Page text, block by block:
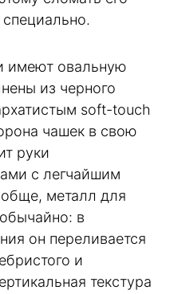
имеют овальную
из черного
soft-touch
чашек в свою
руки
с легчайшим
металл для
в
он переливается
и
текстура